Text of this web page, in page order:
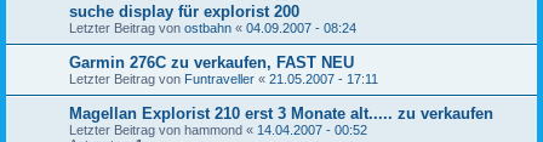
suche display für explorist 200
Letzter Beitrag von ostbahn « 04.09.2007 - 08:24
Garmin 276C zu verkaufen, FAST NEU
Letzter Beitrag von Funtraveller « 21.05.2007 - 17:11
Magellan Explorist 210 erst 3 Monate alt..... zu verkaufen
Letzter Beitrag von hammond « 14.04.2007 - 00:52